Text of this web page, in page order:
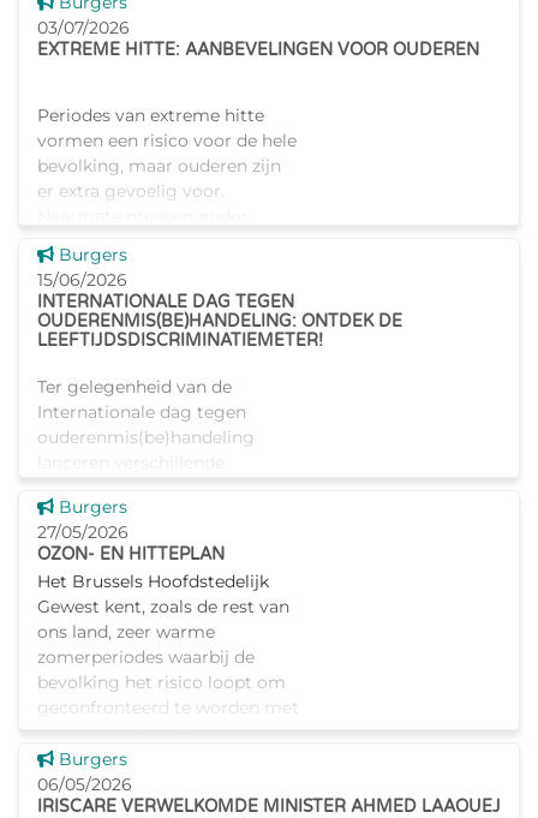
03/07/2026
EXTREME HITTE: AANBEVELINGEN VOOR OUDEREN
Periodes van extreme hitte
vormen een risico voor de hele
bevolking, maar ouderen zijn
er extra gevoelig voor.
worden, werken de
mechanismen voor
warmteregulatie en
transpiratie
Dit nieuws tonen
Burgers
15/06/2026
INTERNATIONALE DAG TEGEN
OUDERENMIS(BE)HANDELING: ONTDEK DE
LEEFTIJDSDISCRIMINATIEMETER!
Ter gelegenheid van de
Internationale dag tegen
ouderenmis(be)handeling
lanceren verschillende
waaronder de door Iriscare
gesubsidieerde vzw Infor-
Homes-Info, de leeftijdsdisc
Dit nieuws tonen
Burgers
27/05/2026
OZON- EN HITTEPLAN
Het Brussels Hoofdstedelijk
Gewest kent, zoals de rest van
ons land, zeer warme
zomerperiodes waarbij de
bevolking het risico loopt om
geconfronteerd te worden met
een hittegolf en/of met
problemen t
Dit nieuws tonen
Burgers
06/05/2026
IRISCARE VERWELKOMDE MINISTER AHMED LAAOUEJ